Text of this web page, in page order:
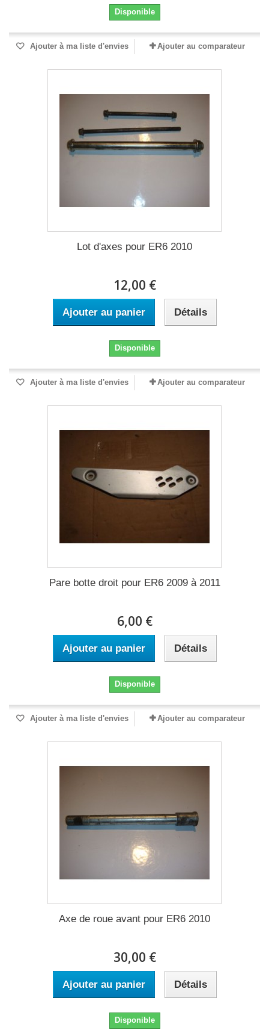
Disponible
Ajouter à ma liste d'envies Ajouter au comparateur
Lot d'axes pour ER6 2010
12,00 €
Ajouter au panier Détails
Disponible
Ajouter à ma liste d'envies Ajouter au comparateur
Pare botte droit pour ER6 2009 à 2011
6,00 €
Ajouter au panier Détails
Disponible
Ajouter à ma liste d'envies Ajouter au comparateur
Axe de roue avant pour ER6 2010
30,00 €
Ajouter au panier Détails
Disponible